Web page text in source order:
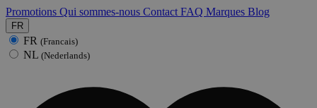
Promotions Qui sommes-nous Contact FAQ Marques Blog
FR
FR (Francais)
NL (Nederlands)